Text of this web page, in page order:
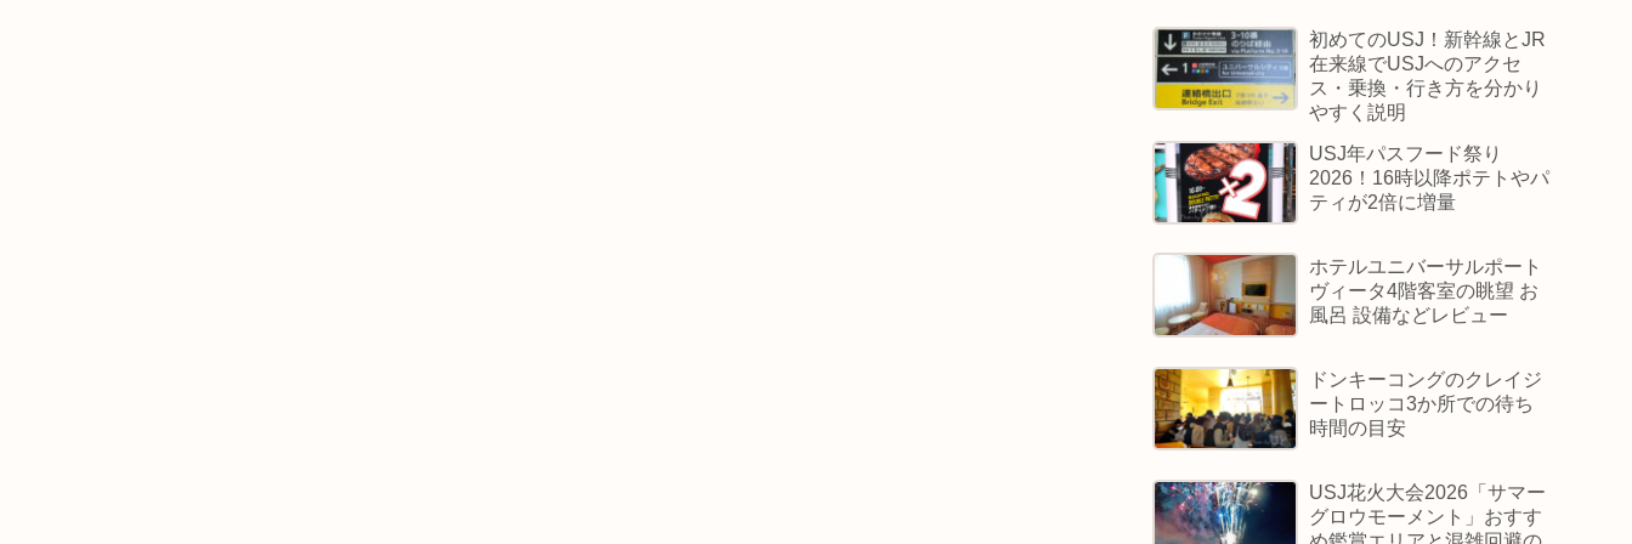
初めてのUSJ！新幹線とJR
在来線でUSJへのアクセ
ス・乗換・行き方を分かり
やすく説明
USJ年パスフード祭り
2026！16時以降ポテトやパ
ティが2倍に増量
ホテルユニバーサルポート
ヴィータ4階客室の眺望 お
風呂 設備などレビュー
ドンキーコングのクレイジ
ートロッコ3か所での待ち
時間の目安
USJ花火大会2026「サマー
グロウモーメント」おすす